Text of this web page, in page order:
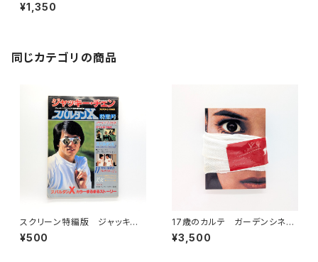
月1日
¥1,350
同じカテゴリの商品
スクリーン特編版 ジャッキー・
チェン「スパルタンX」特集号
¥500
17歳のカルテ ガーデンシネ
マ・イクスプレス第67号 （映画
パンフレット）
¥3,500